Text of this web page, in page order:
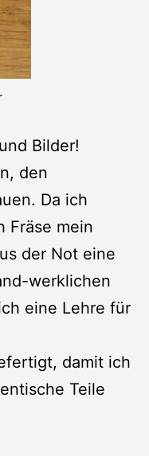
Bilder!
den
Da ich
Fräse mein
der Not eine
werklichen
eine Lehre für
damit ich
Teile